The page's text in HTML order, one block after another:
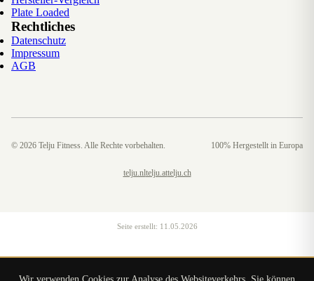
Plate Loaded
Rechtliches
Datenschutz
Impressum
AGB
© 2026 Telju Fitness. Alle Rechte vorbehalten. 100% Hergestellt in Europa
telju.nltelju.attelju.ch
Seite erstellt: 11.05.2026